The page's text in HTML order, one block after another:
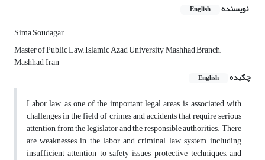
نویسنده English
Sima Soudagar
Master of Public Law, Islamic Azad University, Mashhad Branch,
Mashhad, Iran
چکیده
English
Labor law, as one of the important legal areas, is associated with
challenges in the field of crimes and accidents that require serious
attention from the legislator and the responsible authorities. There
are weaknesses in the labor and criminal law system, including
insufficient attention to safety issues, protective techniques, and